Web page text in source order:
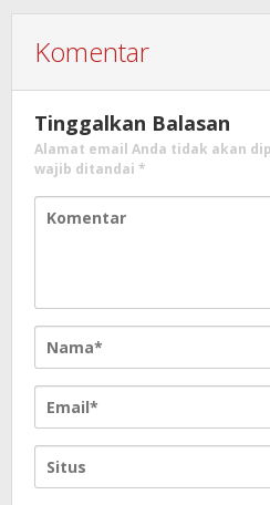
Komentar
Tinggalkan Balasan
Alamat email Anda tidak akan
wajib ditandai *